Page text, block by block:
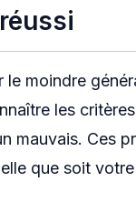
le moindre
les
mauvais. Ces
que soit